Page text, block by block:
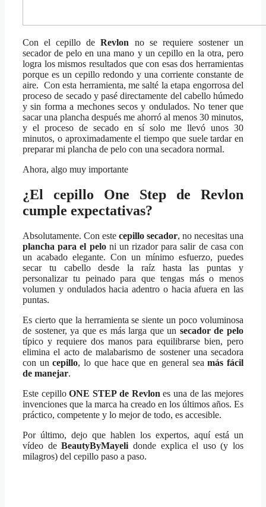
Con el cepillo deRevlon no se requiere sostener un
secador de pelo en una mano y un cepillo en la otra, pero
logra los mismos resultados que con esas dos herramientas
porque es un cepillo redondo y una corriente constante de
aire. Con esta herramienta, me salté la etapa engorrosa del
proceso de secado y pasé directamente del cabello húmedo
y sin forma a mechones secos y ondulados. No tener que
sacar una plancha después me ahorró al menos 30 minutos,
y el proceso de secado en sí solo me llevó unos 30
minutos, o aproximadamente el tiempo que suele tardar en
preparar mi plancha de pelo con una secadora normal.
Ahora, algo muy importante
¿El cepillo One Step de Revlon
cumple expectativas?
Absolutamente. Con este cepillo secador, no necesitas una
plancha para el peloni un rizador para salir de casa con
un acabado elegante. Con un mínimo esfuerzo, puedes
secar tu cabello desde la raíz hasta las puntas y
personalizar tu peinado para que tengas más o menos
volumen y ondulados hacia adentro o hacia afuera en las
puntas.
Es cierto que la herramienta se siente un poco voluminosa
de sostener, ya que es más larga que un secador de pelo
típico y requiere dos manos para equilibrarse bien, pero
elimina el acto de malabarismo de sostener una secadora
con uncepillo, lo que hace que en general seamás fácil
de manejar.
Este cepilloONE STEP de Revlon es una de las mejores
invenciones que la marca ha creado en los últimos años. Es
práctico, competente y lo mejor de todo, es accesible.
Por último, dejo que hablen los expertos, aquí está un
vídeo deBeautyByMayeli donde explica el uso (y los
milagros) del cepillo paso a paso.